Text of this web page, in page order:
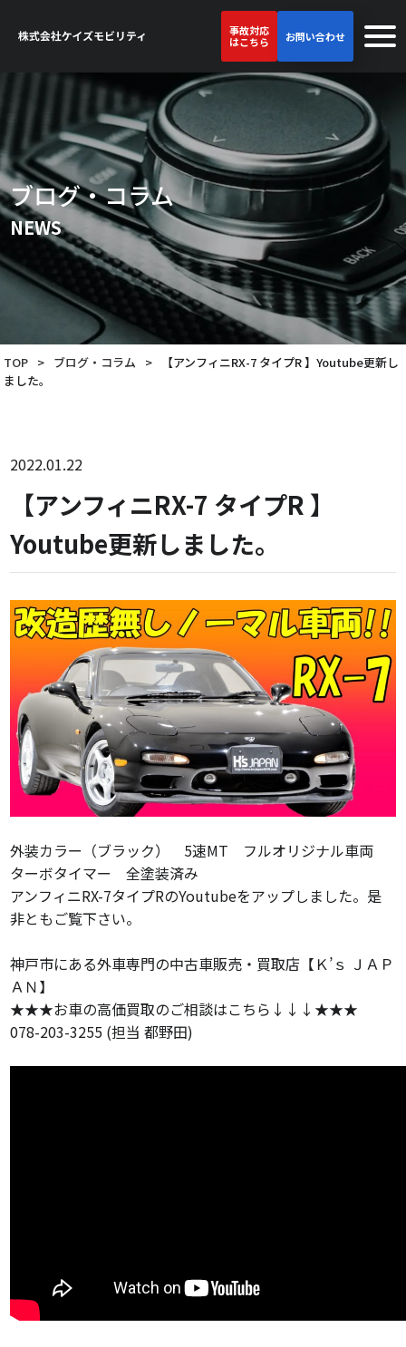
事故対応
はこちら
お問い合わせ
ブログ・コラム
NEWS
TOP > ブログ・コラム >
【アンフィニRX-7 タイプR 】Youtube更新し
ました。
2022.01.22
【アンフィニRX-7 タイプR 】
Youtube更新しました。
外装カラー（ブラック） 5速MT フルオリジナル車両
ターボタイマー 全塗装済み
アンフィニRX-7タイプRのYoutubeをアップしました。是
非ともご覧下さい。
神戸市にある外車専門の中古車販売・買取店【Ｋ’ｓ ＪＡＰ
ＡＮ】
★★★お車の高価買取のご相談はこちら↓↓↓★★★
078-203-3255 (担当 都野田)